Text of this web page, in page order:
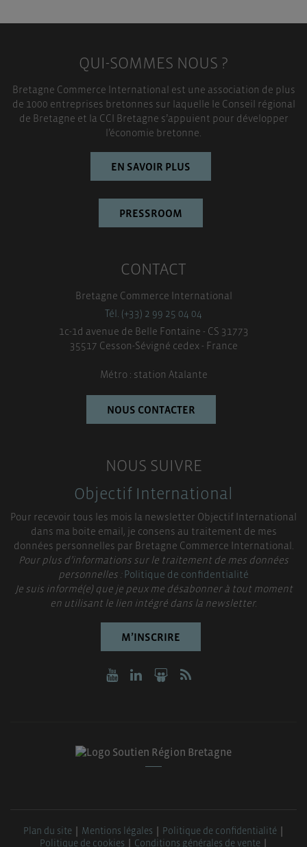
QUI-SOMMES NOUS ?
Bretagne Commerce International est une association de plus
de 1000 entreprises bretonnes sur laquelle le Conseil régional
de Bretagne et la CCI Bretagne s’appuient pour développer
l’économie bretonne.
EN SAVOIR PLUS
PRESSROOM
CONTACT
Bretagne Commerce International
Tél. (+33) 2 99 25 04 04
1c-1d avenue de Belle Fontaine - CS 31773
35517 Cesson-Sévigné cedex - France
Métro : station Atalante
NOUS CONTACTER
NOUS SUIVRE
Objectif International
Pour recevoir tous les mois la newsletter Objectif International
dans ma boite email, je consens au traitement de mes
données personnelles par Bretagne Commerce International.
Pour plus d’informations sur le traitement de mes données
personnelles :Politique de confidentialité
Je suis informé(e) que je peux me désabonner à tout moment
en utilisant le lien intégré dans la newsletter.
M’INSCRIRE
Plan du site Mentions légales
Politique de confidentialité
Politique de cookies
Conditions générales de vente
TOUT ACCEPTER